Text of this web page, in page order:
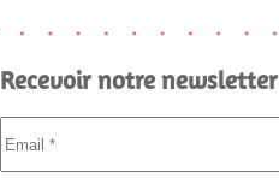
Recevoir notre newsletter